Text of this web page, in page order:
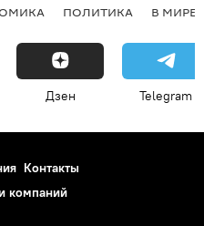
ПОЛИТИКА В МИРЕ
Дзен Telegram
Контакты
компаний